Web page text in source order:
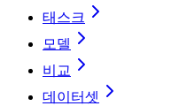
태스크
모델
비교
데이터셋